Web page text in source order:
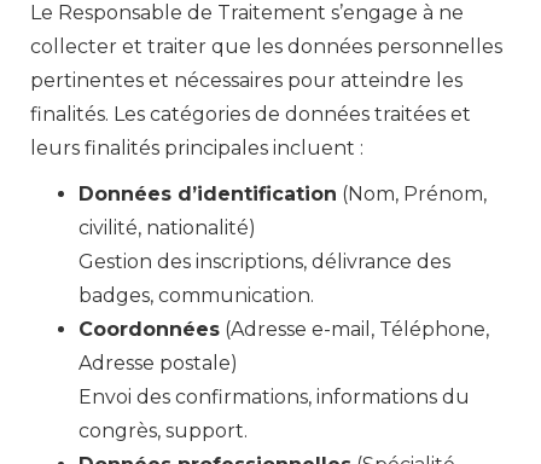
Le Responsable de Traitement s’engage à ne
collecter et traiter que les données personnelles
pertinentes et nécessaires pour atteindre les
finalités. Les catégories de données traitées et
leurs finalités principales incluent :
Données d’identification (Nom, Prénom,
civilité, nationalité)
Gestion des inscriptions, délivrance des
badges, communication.
Coordonnées (Adresse e-mail, Téléphone,
Adresse postale)
Envoi des confirmations, informations du
congrès, support.